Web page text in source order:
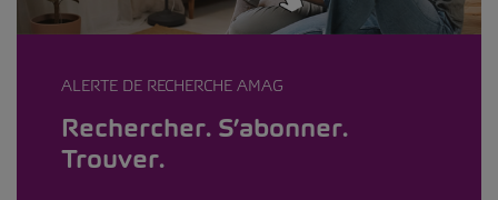
ALERTE DE RECHERCHE AMAG
Rechercher. S’abonner.
Trouver.